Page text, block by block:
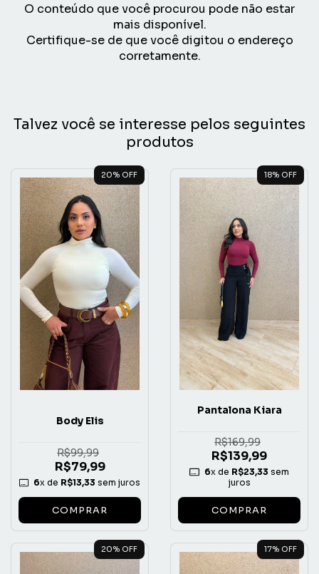
O conteúdo que você procurou pode não estar
mais disponível.
Certifique-se de que você digitou o endereço
corretamente.
Talvez você se interesse pelos seguintes
produtos
20% OFF
Body Elis
R$99,99
R$79,99
6x de R$13,33 sem juros
COMPRAR
18% OFF
Pantalona Kiara
R$169,99
R$139,99
6x de R$23,33 sem
juros
COMPRAR
20% OFF 17% OFF